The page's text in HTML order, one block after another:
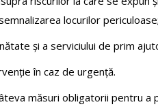
locurilor periculoase;
și a serviciului de prim
în caz de urgență.
măsuri obligatorii pentru a